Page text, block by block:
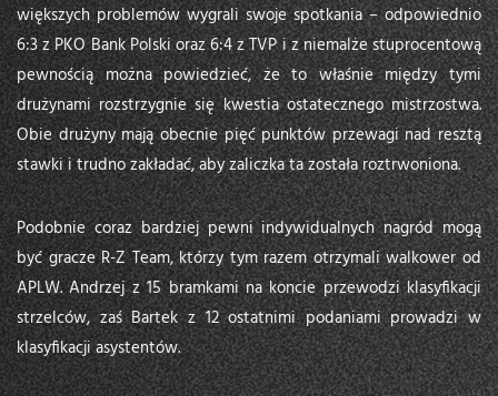
większych problemów wygrali swoje spotkania – odpowiednio
6:3 z PKO Bank Polski oraz 6:4 z TVP i z niemalże stuprocentową
pewnością można powiedzieć, że to właśnie między tymi
drużynami rozstrzygnie się kwestia ostatecznego mistrzostwa.
Obie drużyny mają obecnie pięć punktów przewagi nad resztą
stawki i trudno zakładać, aby zaliczka ta została roztrwoniona.
Podobnie coraz bardziej pewni indywidualnych nagród mogą
być gracze R-Z Team, którzy tym razem otrzymali walkower od
APLW. Andrzej z 15 bramkami na koncie przewodzi klasyfikacji
strzelców, zaś Bartek z 12 ostatnimi podaniami prowadzi w
klasyfikacji asystentów.